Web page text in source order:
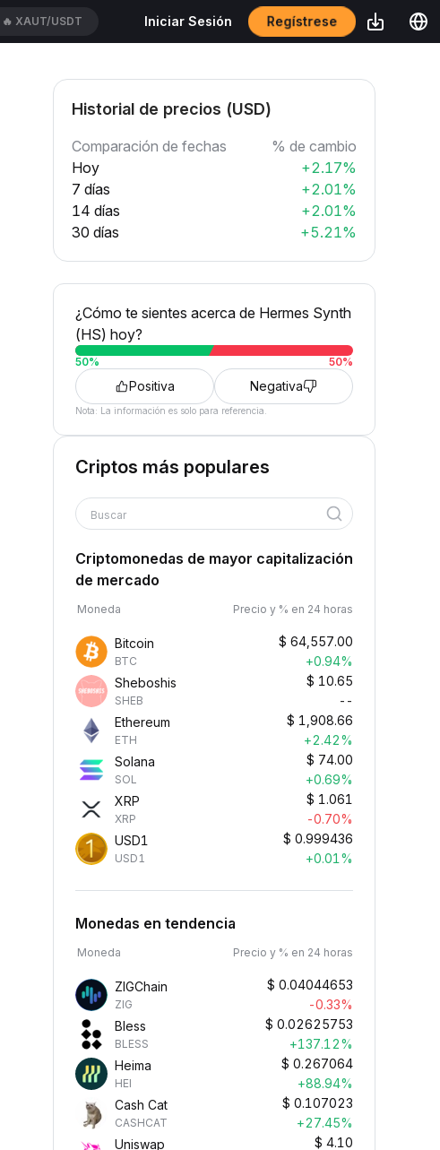
🔥 XAUT/USDT Iniciar Sesión Regístrese
Historial de precios (USD)
Comparación de fechas
% de cambio
Hoy
+2.17%
7 días
+2.01%
14 días
+2.01%
30 días
+5.21%
¿Cómo te sientes acerca de Hermes Synth
(HS) hoy?
50% 50%
Positiva Negativa
Nota: La información es solo para referencia.
Criptos más populares
Buscar
Criptomonedas de mayor capitalización
de mercado
Moneda Precio y % en 24 horas
Bitcoin
BTC
$ 64,557.00
+0.94%
Sheboshis
SHEB
$ 10.65
--
Ethereum
ETH
$ 1,908.66
+2.42%
Solana
SOL
$ 74.00
+0.69%
XRP
XRP
$ 1.061
-0.70%
USD1
USD1
$ 0.999436
+0.01%
Monedas en tendencia
Moneda Precio y % en 24 horas
ZIGChain
ZIG
$ 0.04044653
-0.33%
Bless
BLESS
$ 0.02625753
+137.12%
Heima
HEI
$ 0.267064
+88.94%
Cash Cat
CASHCAT
$ 0.107023
+27.45%
Uniswap
$ 4.10